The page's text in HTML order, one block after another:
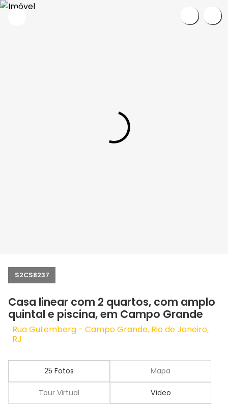
S2CS8237
Casa linear com 2 quartos, com amplo
quintal e piscina, em Campo Grande
Rua Gutemberg - Campo Grande, Rio de Janeiro,
RJ
25 Fotos Mapa
Tour Virtual Vídeo